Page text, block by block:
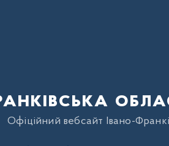
Офіційний вебсайт Івано-